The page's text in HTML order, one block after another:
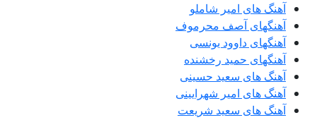
آهنگ های امیر شاملو
آهنگهای آصف محرموف
آهنگهای داوود یونسی
آهنگهای حمید رخشنده
آهنگ های سعید حسینی
آهنگ های امیر شهرایینی
آهنگ های سعید شریعت